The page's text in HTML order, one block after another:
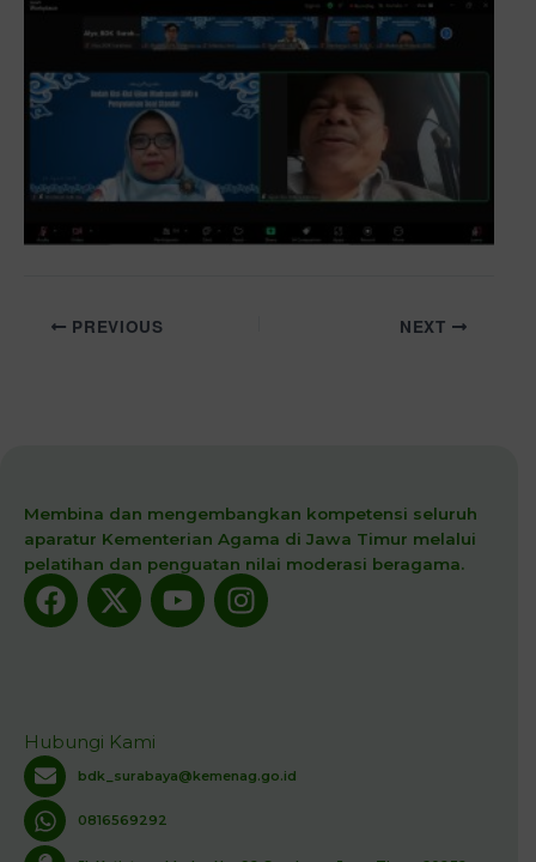
PREVIOUS NEXT
Membina dan mengembangkan kompetensi seluruh
aparatur Kementerian Agama di Jawa Timur melalui
pelatihan dan penguatan nilai moderasi beragama.
Facebook
X-
twitter
YoutubeInstagram
Hubungi Kami
bdk_surabaya@kemenag.go.id
0816569292